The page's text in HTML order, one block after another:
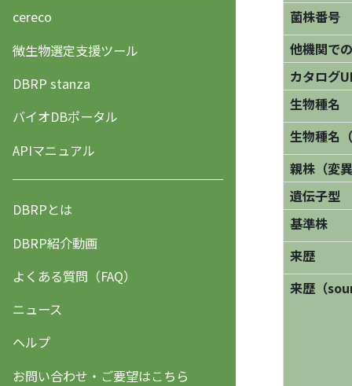
cereco
微生物選定支援ツール
DBRP stanza
バイオDBポータル
APIマニュアル
DBRPとは
DBRP紹介動画
よくある質問（FAQ）
ニュース
ヘルプ
お問い合わせ・ご要望はこちら
菌株番号
他機関で
カタログ
生物種名
生物種名
親株（変
遺伝子型
基準株
来歴
来歴（